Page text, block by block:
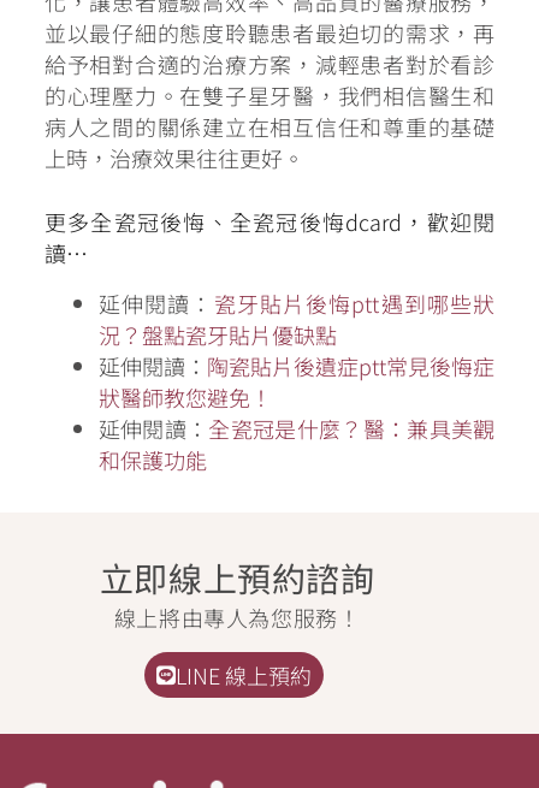
並以最仔細的態度聆聽患者最迫切的需求，再
給予相對合適的治療方案，減輕患者對於看診
的心理壓力。在雙子星牙醫，我們相信醫生和
病人之間的關係建立在相互信任和尊重的基礎
上時，治療效果往往更好。
更多全瓷冠後悔、全瓷冠後悔dcard，歡迎閱
讀…
延伸閱讀： 瓷牙貼片後悔ptt遇到哪些狀
況？盤點瓷牙貼片優缺點
延伸閱讀： 陶瓷貼片後遺症ptt常見後悔症
狀醫師教您避免！
延伸閱讀： 全瓷冠是什麼？醫：兼具美觀
和保護功能
立即線上預約諮詢
線上將由專人為您服務！
LINE 線上預約